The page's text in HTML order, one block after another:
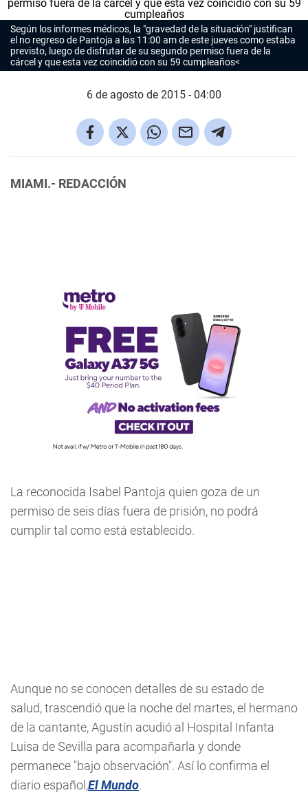
Según los informes médicos, la "gravedad de la situación" justifican
el no regreso de Pantoja a las 11:00 am de este jueves como estaba
previsto, luego de disfrutar de su segundo permiso fuera de la
cárcel y que esta vez coincidió con su 59 cumpleaños<
6 de agosto de 2015 - 04:00
MIAMI.- REDACCIÓN
La reconocida Isabel Pantoja quien goza de un
permiso de seis días fuera de prisión, no podrá
cumplir tal como está establecido.
Aunque no se conocen detalles de su estado de
salud, trascendió que la noche del martes, el hermano
de la cantante, Agustín acudió al Hospital Infanta
Luisa de Sevilla para acompañarla y donde
permanece "bajo observación". Así lo confirma el
diario español,El Mundo.